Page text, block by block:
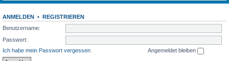
ANMELDEN • REGISTRIEREN
Benutzername:
Passwort:
Ich habe mein Passwort vergessen
Angemeldet bleiben